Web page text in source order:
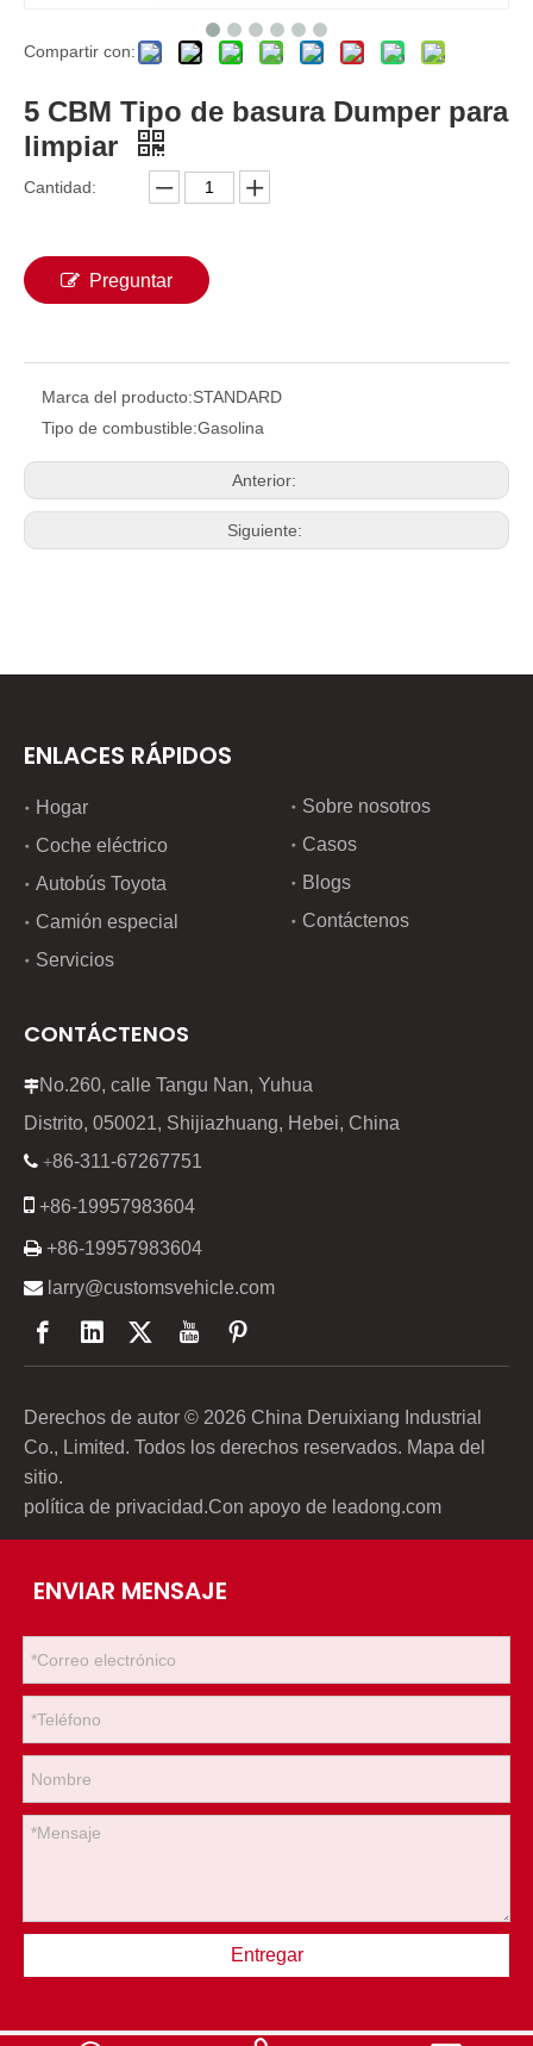
Compartir con:
5 CBM Tipo de basura Dumper para
limpiar
Cantidad:
Preguntar
Marca del producto:STANDARD
Tipo de combustible:Gasolina
Anterior:
Siguiente:
ENLACES RÁPIDOS
Hogar
Coche eléctrico
Autobús Toyota
Camión especial
Servicios
Sobre nosotros
Casos
Blogs
Contáctenos
CONTÁCTENOS
No.260, calle Tangu Nan, Yuhua
Distrito, 050021, Shijiazhuang, Hebei, China
 +86-311-67267751
 +86-19957983604
 +86-19957983604
 larry@customsvehicle.com
Derechos de autor © 2026 China Deruixiang Industrial
Co., Limited. Todos los derechos reservados. Mapa del
sitio.
política de privacidad.Con apoyo de leadong.com
ENVIAR MENSAJE
Entregar